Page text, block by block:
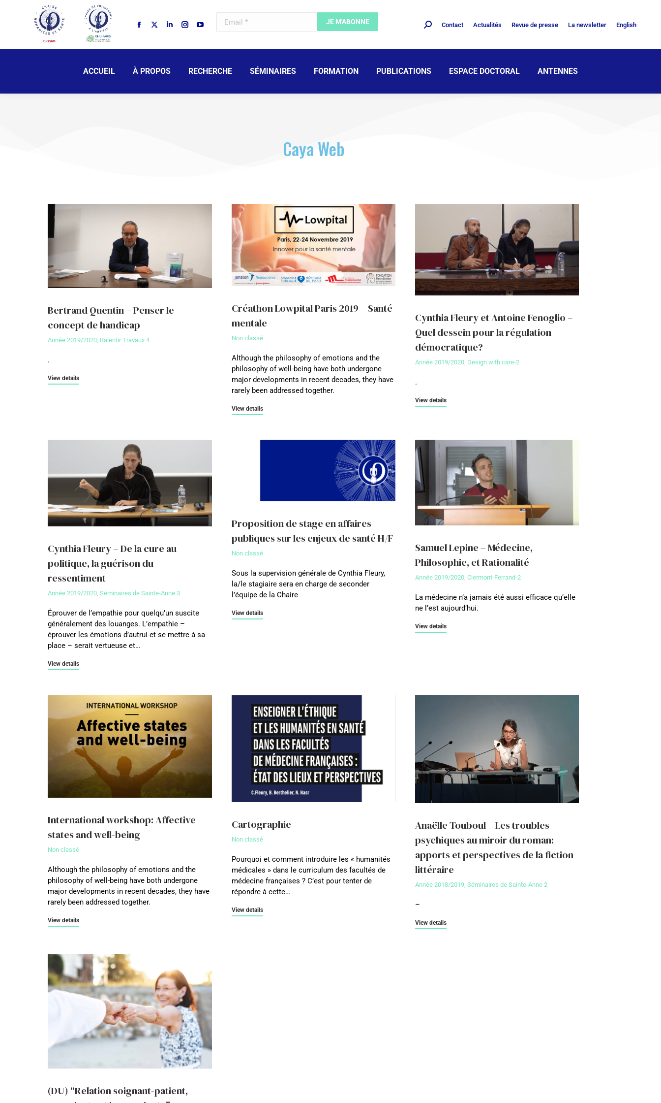
Contact Actualités Revue de presse La newsletter English
ACCUEIL À PROPOS RECHERCHE SÉMINAIRES FORMATION PUBLICATIONS ESPACE DOCTORAL ANTENNES
Caya Web
Bertrand Quentin – Penser le
concept de handicap
Année 2019/2020, Ralentir Travaux 4
.
View details
Créathon Lowpital Paris 2019 – Santé
mentale
Non classé
Although the philosophy of emotions and the
philosophy of well-being have both undergone
major developments in recent decades, they have
rarely been addressed together.
View details
Cynthia Fleury et Antoine Fenoglio –
Quel dessein pour la régulation
démocratique?
Année 2019/2020, Design with care-2
.
View details
Cynthia Fleury – De la cure au
politique, la guérison du
ressentiment
Année 2019/2020,Séminaires de Sainte-Anne 3
Éprouver de l’empathie pour quelqu’un suscite
généralement des louanges. L’empathie –
éprouver les émotions d’autrui et se mettre à sa
place – serait vertueuse et…
View details
Proposition de stage en affaires
publiques sur les enjeux de santé H/F
Non classé
Sous la supervision générale de Cynthia Fleury,
la/le stagiaire sera en charge de seconder
l’équipe de la Chaire
View details
Samuel Lepine – Médecine,
Philosophie, et Rationalité
Année 2019/2020, Clermont-Ferrand-2
La médecine n’a jamais été aussi efficace qu’elle
ne l’est aujourd’hui.
View details
International workshop: Affective
states and well-being
Non classé
Although the philosophy of emotions and the
philosophy of well-being have both undergone
major developments in recent decades, they have
rarely been addressed together.
View details
Cartographie
Non classé
Pourquoi et comment introduire les « humanités
médicales » dans le curriculum des facultés de
médecine françaises ? C’est pour tenter de
répondre à cette…
View details
Anaëlle Touboul – Les troubles
psychiques au miroir du roman:
apports et perspectives de la fiction
littéraire
Année 2018/2019, Séminaires de Sainte-Anne 2
–
View details
(DU) “Relation soignant-patient,